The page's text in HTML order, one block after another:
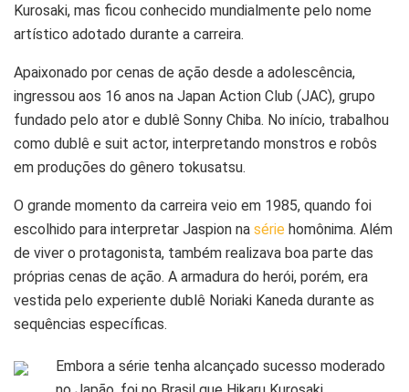
Kurosaki, mas ficou conhecido mundialmente pelo nome
artístico adotado durante a carreira.
Apaixonado por cenas de ação desde a adolescência,
ingressou aos 16 anos na Japan Action Club (JAC), grupo
fundado pelo ator e dublê Sonny Chiba. No início, trabalhou
como dublê e suit actor, interpretando monstros e robôs
em produções do gênero tokusatsu.
O grande momento da carreira veio em 1985, quando foi
escolhido para interpretar Jaspion na série homônima. Além
de viver o protagonista, também realizava boa parte das
próprias cenas de ação. A armadura do herói, porém, era
vestida pelo experiente dublê Noriaki Kaneda durante as
sequências específicas.
Embora a série tenha alcançado sucesso moderado